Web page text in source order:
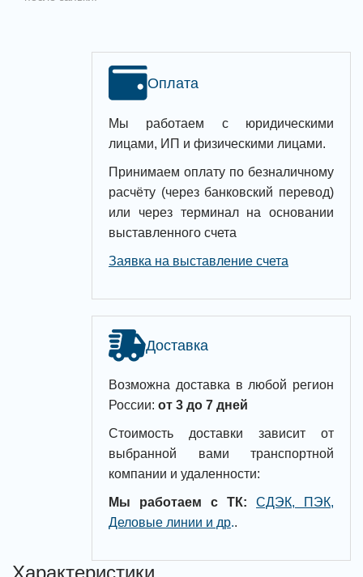
Оплата
Мы работаем с юридическими
лицами, ИП и физическими лицами.
Принимаем оплату по безналичному
расчёту (через банковский перевод)
или через терминал на основании
выставленного счета
Заявка на выставление счета
Доставка
Возможна доставка в любой регион
России: от 3 до 7 дней
Стоимость доставки зависит от
выбранной вами транспортной
компании и удаленности:
Мы работаем с ТК:
СДЭК, ПЭК,
Деловые линии и др..
Характеристики